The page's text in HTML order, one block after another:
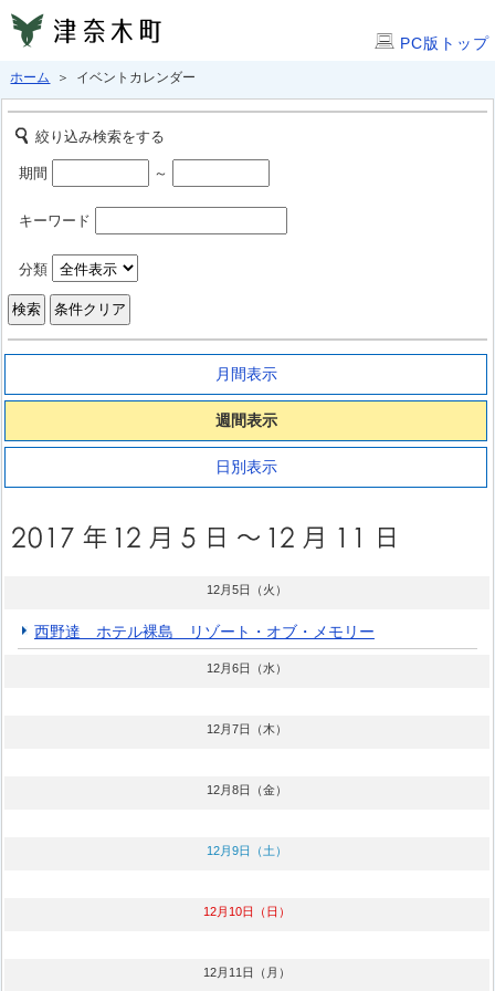
PC版トップ
ホーム ＞ イベントカレンダー
絞り込み検索をする
期間 ～
キーワード
分類
月間表示
週間表示
日別表示
12月5日（火）
西野達 ホテル裸島 リゾート・オブ・メモリー
12月6日（水）
12月7日（木）
12月8日（金）
12月9日（土）
12月10日（日）
12月11日（月）